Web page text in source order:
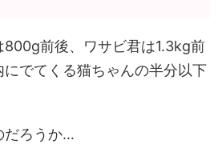
800g前後、ワサビ君は1.3kg前
でてくる猫ちゃんの半分以下
だろうか…